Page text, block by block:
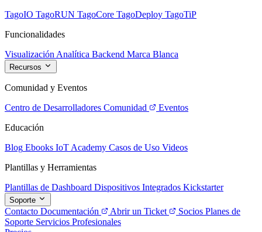
TagoIO TagoRUN TagoCore TagoDeploy TagoTiP
Funcionalidades
Visualización Analítica Backend Marca Blanca
Recursos
Comunidad y Eventos
Centro de Desarrolladores Comunidad
Eventos
Educación
Blog Ebooks IoT Academy Casos de Uso Videos
Plantillas y Herramientas
Plantillas de Dashboard Dispositivos Integrados Kickstarter
Soporte
Contacto Documentación Abrir un Ticket Socios Planes de
Soporte Servicios Profesionales